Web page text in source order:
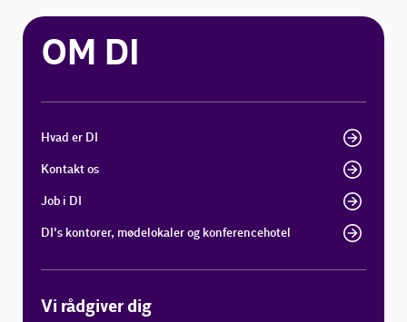
OM DI
Hvad er DI
Kontakt os
Job i DI
DI's kontorer, mødelokaler og konferencehotel
Vi rådgiver dig